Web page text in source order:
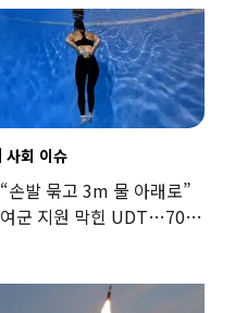
사회 이슈
“손발 묶고 3m 물 아래로”
여군 지원 막힌 UDT…707